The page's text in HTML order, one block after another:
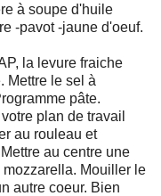
à soupe d'huile
-pavot -jaune d'oeuf.
la levure fraiche
Mettre le sel à
pâte.
plan de travail
au rouleau et
au centre une
Mouiller le
autre coeur. Bien